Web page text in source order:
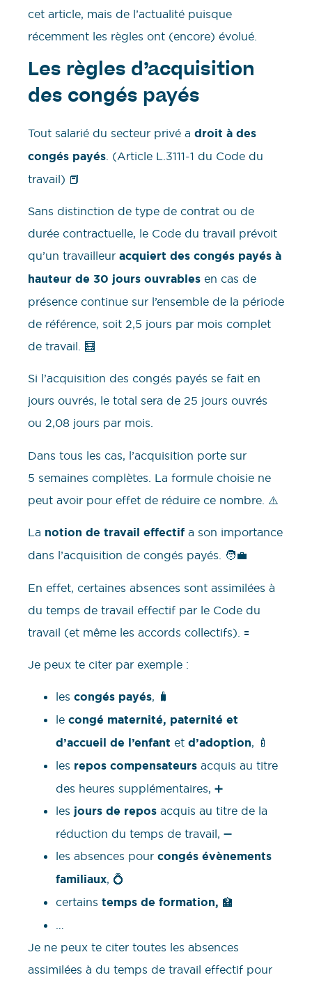
cet article, mais de l’actualité puisque
récemment les règles ont (encore) évolué.
Les règles d’acquisition
des congés payés
Tout salarié du secteur privé a droit à des
congés payés . (Article L.3111-1 du Code du
travail) 📕
Sans distinction de type de contrat ou de
durée contractuelle, le Code du travail prévoit
qu’un travailleur acquiert des congés payés à
hauteur de 30 jours ouvrables en cas de
présence continue sur l’ensemble de la période
de référence, soit 2,5 jours par mois complet
de travail. 🧮
Si l’acquisition des congés payés se fait en
jours ouvrés, le total sera de 25 jours ouvrés
ou 2,08 jours par mois.
Dans tous les cas, l’acquisition porte sur
5 semaines complètes. La formule choisie ne
peut avoir pour effet de réduire ce nombre. ⚠️
La notion de travail effectif a son importance
dans l’acquisition de congés payés. 🧑‍💼
En effet, certaines absences sont assimilées à
du temps de travail effectif par le Code du
travail (et même les accords collectifs). 🟰
Je peux te citer par exemple :
les congés payés, 🧳
le congé maternité, paternité et
d’accueil de l’enfant et d’adoption, 🍼
les repos compensateurs acquis au titre
des heures supplémentaires, ➕
les jours de repos acquis au titre de la
réduction du temps de travail, ➖
les absences pour congés évènements
familiaux, 💍
certains temps de formation, 🏫
…
Je ne peux te citer toutes les absences
assimilées à du temps de travail effectif pour